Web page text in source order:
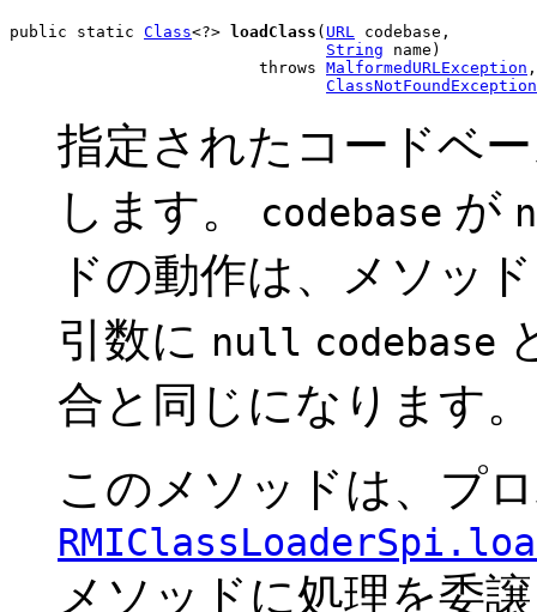
public static Class<?> loadClass ( URL
codebase,
String name)
                          throws
MalformedURLException ,
ClassNotFoundException
指定されたコードベ
します。
codebase が
ドの動作は、メソッ
引数に null codebase
合と同じになります。
このメソッドは、プ
メソッドに処理を委